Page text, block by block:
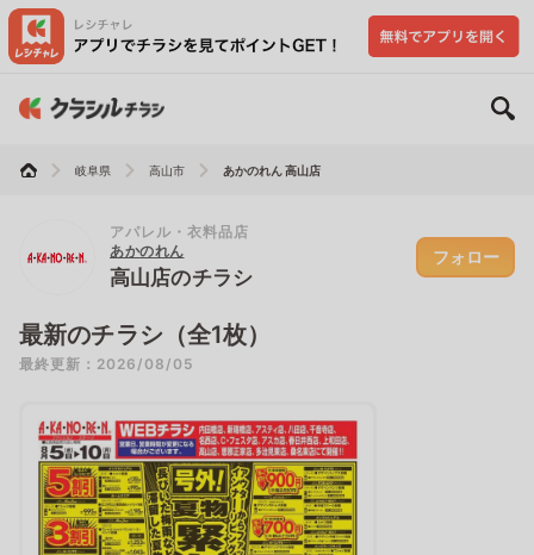
岐阜県 高山市 あかのれん 高山店
アパレル・衣料品店
あかのれん
高山店のチラシ
フォロー
最新のチラシ（全1枚）
最終更新：2026/08/05